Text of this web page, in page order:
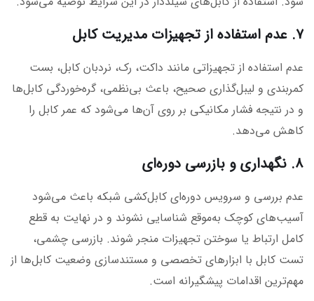
۷. عدم استفاده از تجهیزات مدیریت کابل
عدم استفاده از تجهیزاتی مانند داکت، رک، نردبان کابل، بست
کمربندی و لیبل‌گذاری صحیح، باعث بی‌نظمی، گره‌خوردگی کابل‌ها
و در نتیجه فشار مکانیکی بر روی آن‌ها می‌شود که عمر کابل را
کاهش می‌دهد.
۸. نگهداری و بازرسی دوره‌ای
عدم بررسی و سرویس دوره‌ای کابل‌کشی شبکه باعث می‌شود
آسیب‌های کوچک به‌موقع شناسایی نشوند و در نهایت به قطع
کامل ارتباط یا سوختن تجهیزات منجر شوند. بازرسی چشمی،
تست کابل با ابزارهای تخصصی و مستندسازی وضعیت کابل‌ها از
مهم‌ترین اقدامات پیشگیرانه است.